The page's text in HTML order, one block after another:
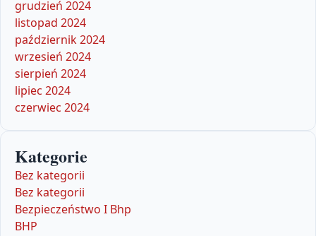
grudzień 2024
listopad 2024
październik 2024
wrzesień 2024
sierpień 2024
lipiec 2024
czerwiec 2024
Kategorie
Bez kategorii
Bez kategorii
Bezpieczeństwo I Bhp
BHP